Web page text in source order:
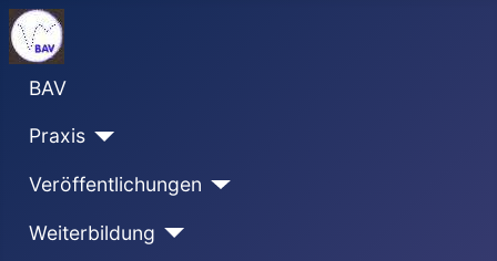
BAV
Praxis
Veröffentlichungen
Weiterbildung